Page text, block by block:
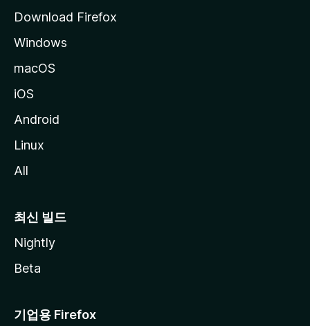
Download Firefox
Windows
macOS
iOS
Android
Linux
All
최신 빌드
Nightly
Beta
기업용 Firefox